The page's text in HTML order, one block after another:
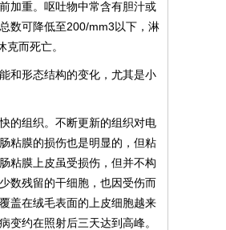
加重。呕吐物中常含有胆汁或
数可降低至200/mm3以下，淋
而死亡。
和形态结构的变化，尤其是小
的组织。不断更新的组织对电
粘膜的损伤也是明显的，但粘
粘膜上皮虽受损伤，但并不构
数残留的干细胞，也因受伤而
盖在绒毛表面的上皮细胞越来
变约在照射后三天达到高峰。